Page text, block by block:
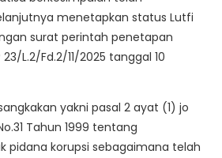
menetapkan status Lutfi
surat perintah penetapan
L.2/Fd.2/11/2025 tanggal 10
yakni pasal 2 ayat (1) jo
Tahun 1999 tentang
pidana korupsi sebagaimana telah